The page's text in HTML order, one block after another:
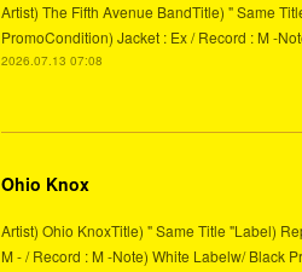
Artist) The Fifth Avenue BandTitle) " Same
PromoCondition) Jacket : Ex / Record : M -
2026.07.13 07:08
Ohio Knox
Artist) Ohio KnoxTitle) " Same Title "Label)
M - / Record : M -Note) White Labelw/ Black